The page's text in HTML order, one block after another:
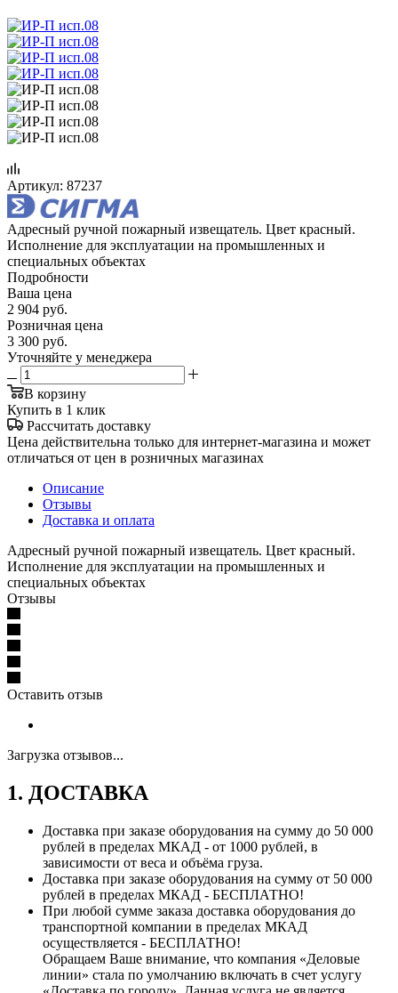
Артикул: 87237
Адресный ручной пожарный извещатель. Цвет красный.
Исполнение для эксплуатации на промышленных и
специальных объектах
Подробности
Ваша цена
2 904 руб.
Розничная цена
3 300 руб.
Уточняйте у менеджера
В корзину
Купить в 1 клик
Рассчитать доставку
Цена действительна только для интернет-магазина и может
отличаться от цен в розничных магазинах
Описание
Отзывы
Доставка и оплата
Адресный ручной пожарный извещатель. Цвет красный.
Исполнение для эксплуатации на промышленных и
специальных объектах
Отзывы
Оставить отзыв
Загрузка отзывов...
1. ДОСТАВКА
Доставка при заказе оборудования на сумму до 50 000
рублей в пределах МКАД - от 1000 рублей, в
зависимости от веса и объёма груза.
Доставка при заказе оборудования на сумму от 50 000
рублей в пределах МКАД - БЕСПЛАТНО!
При любой сумме заказа доставка оборудования до
транспортной компании в пределах МКАД
осуществляется - БЕСПЛАТНО!
Обращаем Ваше внимание, что компания «Деловые
линии» стала по умолчанию включать в счет услугу